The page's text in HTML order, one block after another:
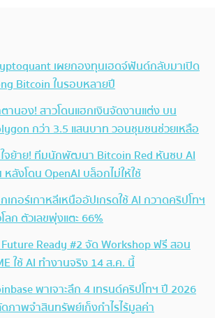
เผยกองทุนเฮดจ์ฟันด์กลับมาเปิด
Bitcoin ในรอบหลายปี
านอง! สาวโดนแฮกเงินจัดงานแต่ง บน
กว่า 3.5 แสนบาท วอนชุมชนช่วยเหลือ
จย้าย! ทีมนักพัฒนา Bitcoin Red หันซบ AI
หลังโดน OpenAI บล็อกไม่ให้ใช้
เกอร์เกาหลีเหนืออัปเกรดใช้ AI กวาดคริปโทฯ
ลก ตัวเลขพุ่งแตะ 66%
Ready #2 จัด Workshop ฟรี สอน
ใช้ AI ทำงานจริง 14 ส.ค. นี้
พาเจาะลึก 4 เทรนด์คริปโทฯ ปี 2026
ภาพจำสินทรัพย์เก็งกำไรไร้มูลค่า